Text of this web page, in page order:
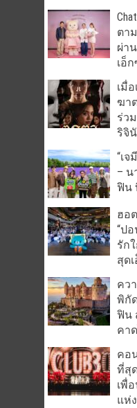
ตา
ผ่า
เอ็ก
เมื่
ฆา
ร่ว
ริจินั
“เ
– น
ฟิน
ฮอ
“ป
รัก
สุด
คว
พิกั
ฟิน
คา
คอ
ที่สุ
เพื่
แห่ง